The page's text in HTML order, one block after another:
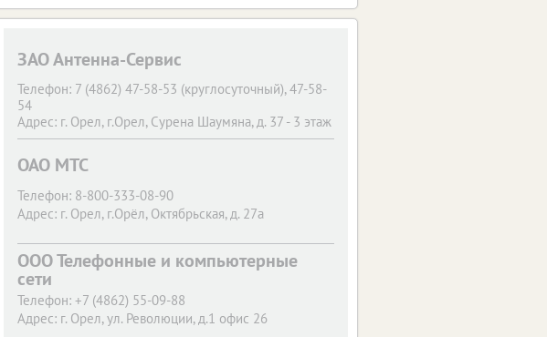
ЗАО Антенна-Сервис
Телефон: 7 (4862) 47-58-53 (круглосуточный), 47-58-
54
Адрес: г. Орел, г.Орел, Сурена Шаумяна, д. 37 - 3 этаж
ОАО МТС
Телефон: 8-800-333-08-90
Адрес: г. Орел, г.Орёл, Октябрьская, д. 27а
ООО Телефонные и компьютерные
сети
Телефон: +7 (4862) 55-09-88
Адрес: г. Орел, ул. Революции, д.1 офис 26